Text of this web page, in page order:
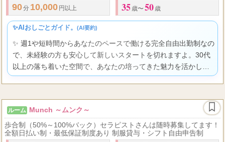
90分 10,000 円以上 35 歳〜 50 歳
✨AIおしごとガイド。 (AI要約)
✨ 週1や短時間からあなたのペースで働ける完全自由出勤制なの
で、未経験の方も安心して新しいスタートを切れますよ。30代
以上の落ち着いた空間で、あなたの培ってきた魅力を活かし、
高収入も目指しながらあなたらしく輝ける環境が待っていま
ルーム Munch ～ムンク～
歩合制（50%～100%バック）セラピストさんは随時募集してます！
全額日払い制・最低保証制度あり 制服貸与・シフト自由申告制